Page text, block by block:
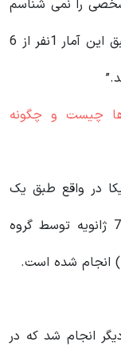
را نمی شناسم
که صاحب بیت کوین (Bitcoin) باشد و طبق این آمار 1نفر از 6
چیست و چگونه
در واقع طبق یک
نظرسنجی منتشر شده که از 6 ژانویه تا 7 ژانویه توسط گروه
انجام شد که در